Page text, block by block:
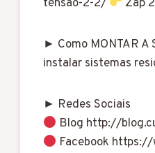
tensao-2-2/
Zap
► Como MONTAR A
instalar sistemas
► Redes Sociais
Blog http://
Facebook